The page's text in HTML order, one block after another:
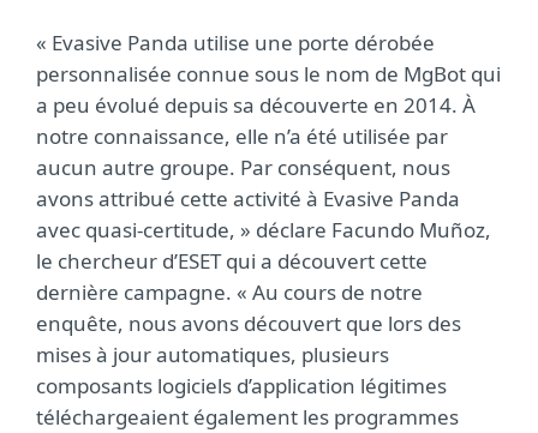
« Evasive Panda utilise une porte dérobée
personnalisée connue sous le nom de MgBot qui
a peu évolué depuis sa découverte en 2014. À
notre connaissance, elle n’a été utilisée par
aucun autre groupe. Par conséquent, nous
avons attribué cette activité à Evasive Panda
avec quasi-certitude, » déclare Facundo Muñoz,
le chercheur d’ESET qui a découvert cette
dernière campagne. « Au cours de notre
enquête, nous avons découvert que lors des
mises à jour automatiques, plusieurs
composants logiciels d’application légitimes
téléchargeaient également les programmes